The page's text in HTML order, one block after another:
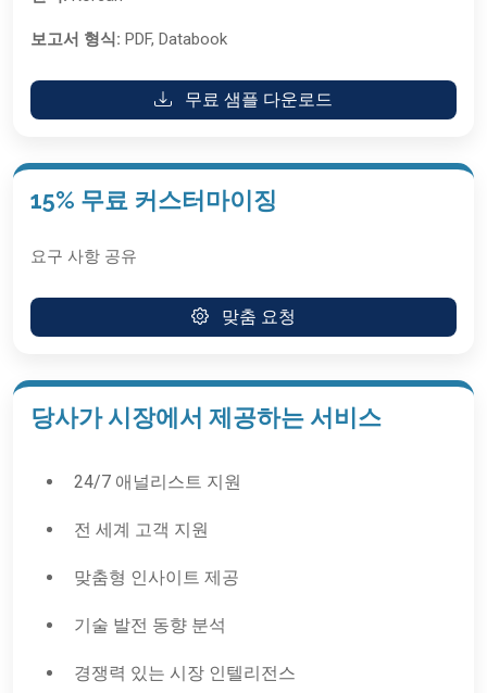
보고서 형식: PDF, Databook
무료 샘플 다운로드
15% 무료 커스터마이징
요구 사항 공유
맞춤 요청
당사가 시장에서 제공하는 서비스
24/7 애널리스트 지원
전 세계 고객 지원
맞춤형 인사이트 제공
기술 발전 동향 분석
경쟁력 있는 시장 인텔리전스